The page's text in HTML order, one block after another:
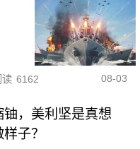
读 6162 08-03
铀，美利坚是真想
子？